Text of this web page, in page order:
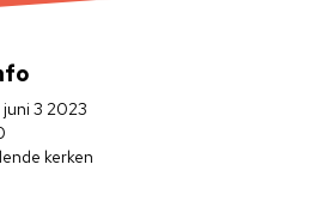
3 2023
kerken